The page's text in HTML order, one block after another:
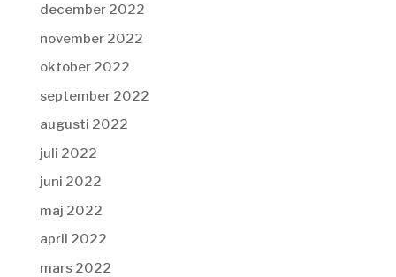
december 2022
november 2022
oktober 2022
september 2022
augusti 2022
juli 2022
juni 2022
maj 2022
april 2022
mars 2022